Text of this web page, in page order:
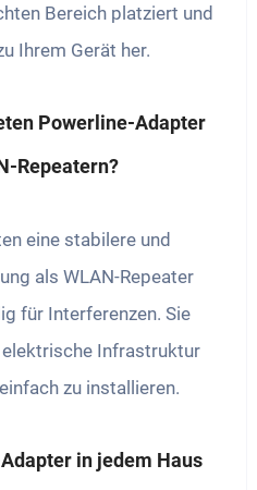
Bereich platziert und
Ihrem Gerät her.
Powerline-Adapter
Repeatern?
eine stabilere und
als WLAN-Repeater
für Interferenzen. Sie
Infrastruktur
zu installieren.
in jedem Haus